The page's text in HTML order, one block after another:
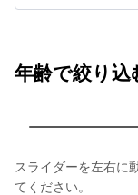
年齢で絞り込
スライダーを左右に
てください。